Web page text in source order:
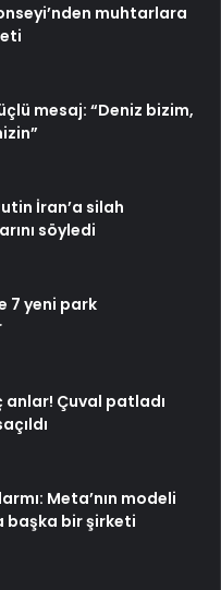
muhtarlara
mesaj: “Deniz bizim,
İran’a silah
söyledi
7 yeni park
Çuval patladı
Meta’nın modeli
başka bir şirketi